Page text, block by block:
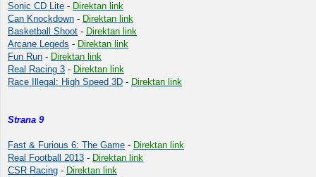
Sonic CD Lite - Direktan link
Can Knockdown - Direktan link
Basketball Shoot - Direktan link
Arcane Legeds - Direktan link
Fun Run - Direktan link
Real Racing 3 - Direktan link
Race Illegal: High Speed 3D - Direktan link
Strana 9
Fast & Furious 6: The Game - Direktan link
Real Football 2013 - Direktan link
CSR Racing - Direktan link